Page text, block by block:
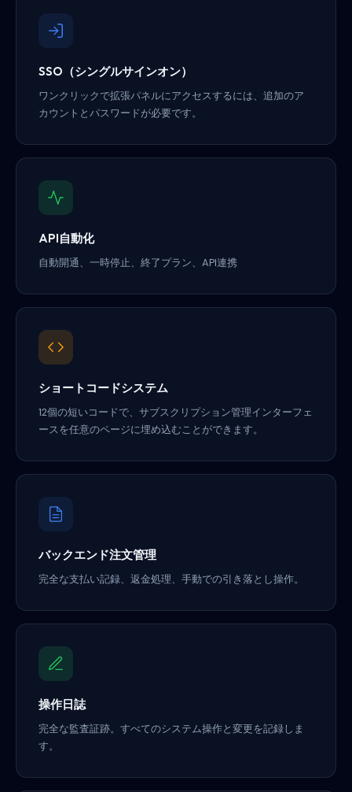
SSO（シングルサインオン）
ワンクリックで拡張パネルにアクセスするには、追加のア
カウントとパスワードが必要です。
API自動化
自動開通、一時停止、終了プラン、API連携
ショートコードシステム
12個の短いコードで、サブスクリプション管理インターフェ
ースを任意のページに埋め込むことができます。
バックエンド注文管理
完全な支払い記録、返金処理、手動での引き落とし操作。
操作日誌
完全な監査証跡。すべてのシステム操作と変更を記録しま
す。